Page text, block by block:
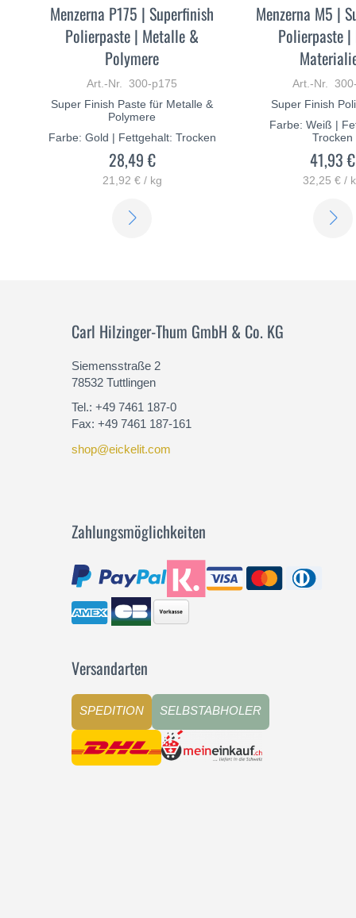
Menzerna P175 | Superfinish
Polierpaste | Metalle &
Polymere
Art.-Nr. 300-p175
Super Finish Paste für Metalle &
Polymere
Farbe: Gold | Fettgehalt: Trocken
28,49 €
21,92 € / kg
Menzerna M5 |
Polierpaste
Art.-Nr.
Super Finish
Farbe: Weiß |
Trocken
41,93 €
32,25 € /
Carl Hilzinger-Thum GmbH & Co. KG
Siemensstraße 2
78532 Tuttlingen
Tel.: +49 7461 187-0
Fax: +49 7461 187-161
shop@eickelit.com
Zahlungsmöglichkeiten
Versandarten
SPEDITION SELBSTABHOLER